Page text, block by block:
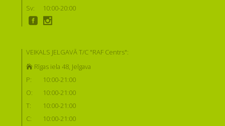
Sv:
10:00-20:00
VEIKALS JELGAVĀ T/C "RAF Centrs":
Rīgas iela 48, Jelgava
P:
10:00-21:00
O:
10:00-21:00
T:
10:00-21:00
C:
10:00-21:00